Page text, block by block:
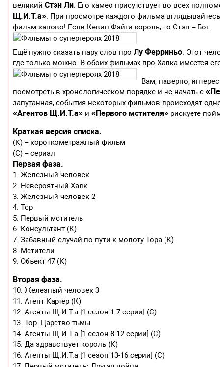
великийСтэн Ли. Его камео присутствует во всех
Щ.И.Т.а». При просмотре каждого фильма
фильм заново! Если Кевин Файги король, то Стэн – Бог.
Ещё нужно сказать пару слов проЛу Ферриньо. Этот
где только можно. В обоих фильмах про Халка имеется
Вам, наверно,
посмотреть в хронологическом порядке и не начать с
запутанная, события некоторых фильмов происходят
«Агентов Щ.И.Т.а» и«Первого мстителя» рискуете
Краткая версия списка.
(К) – короткометражный фильм
(С) – сериал
Первая фаза.
1. Железный человек
2. Невероятный Халк
3. Железный человек 2
4. Тор
5. Первый мститель
6. Консультант (К)
7. Забавный случай по пути к молоту Тора (К)
8. Мстители
9. Объект 47 (К)
Вторая фаза.
10. Железный человек 3
11. Агент Картер (К)
12. Агенты Щ.И.Т.а [1 сезон 1-7 серии] (С)
13. Тор: Царство тьмы
14. Агенты Щ.И.Т.а [1 сезон 8-12 серии] (С)
15. Да здравствует король (К)
16. Агенты Щ.И.Т.а [1 сезон 13-16 серии] (С)